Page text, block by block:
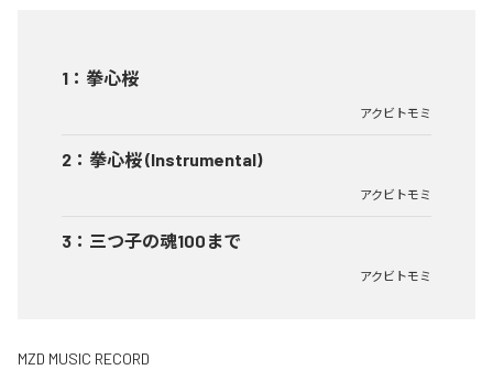
1 ： 拳心桜
アクビトモミ
2 ： 拳心桜 (Instrumental)
アクビトモミ
3 ： 三つ子の魂100まで
アクビトモミ
MZD MUSIC RECORD